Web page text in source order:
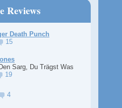
Reviews
Death Punch
15
Sarg, Du Trägst Was
19
4